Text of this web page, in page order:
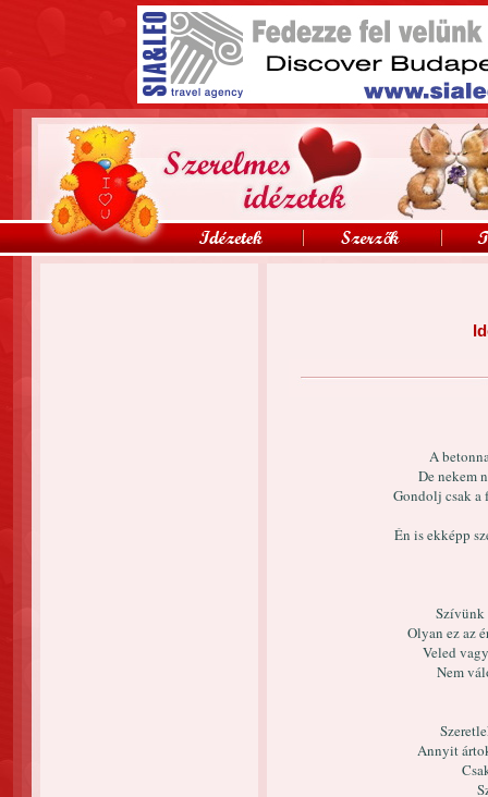
A
De nekem
Gondolj csak a
Én is ekképp
Szívünk
Olyan ez az
Veled
Nem
Annyit